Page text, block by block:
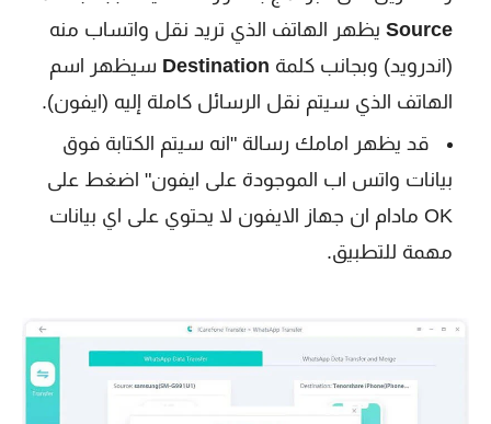
Source يظهر الهاتف الذي تريد نقل واتساب منه
(اندرويد) وبجانب كلمة Destination سيظهر اسم
الهاتف الذي سيتم نقل الرسائل كاملة إليه (ايفون).
قد يظهر امامك رسالة "انه سيتم الكتابة فوق
بيانات واتس اب الموجودة على ايفون" اضغط على
OK مادام ان جهاز الايفون لا يحتوي على اي بيانات
مهمة للتطبيق.